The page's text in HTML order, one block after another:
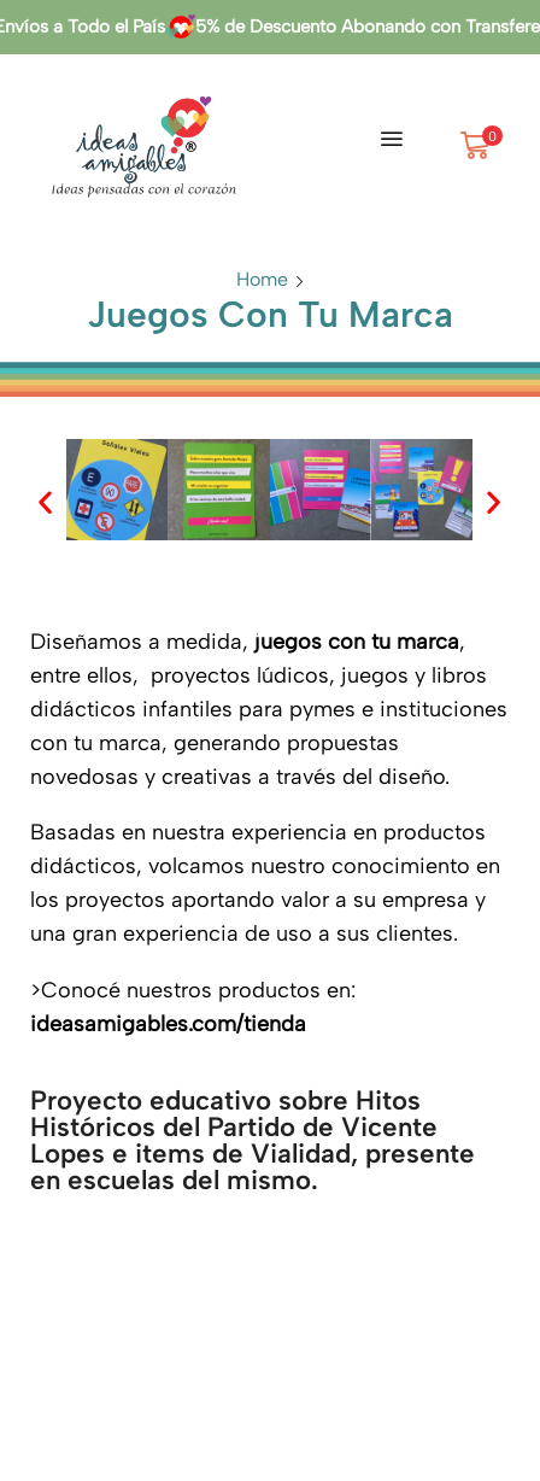
a Todo el País 5% de Descuento Abonando con
0
Home
Juegos Con Tu Marca
Diseñamos a medida, juegos con tu marca,
entre ellos, proyectos lúdicos, juegos y libros
didácticos infantiles para pymes e instituciones
con tu marca, generando propuestas
novedosas y creativas a través del diseño.
Basadas en nuestra experiencia en productos
didácticos, volcamos nuestro conocimiento en
los proyectos aportando valor a su empresa y
una gran experiencia de uso a sus clientes.
>Conocé nuestros productos en:
ideasamigables.com/tienda
Proyecto educativo sobre Hitos
Históricos del Partido de Vicente
Lopes e items de Vialidad, presente
en escuelas del mismo.